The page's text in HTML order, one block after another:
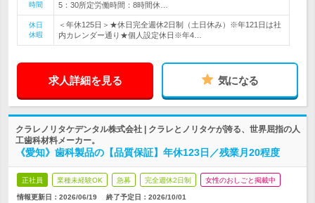
時間
5：30所定労働時間：8時間休…
休日
休暇
＜年休125日＞★休日完全週休2日制（土日休み）※年121日は社
内カレンダー通り★個人設定休日※年4…
求人詳細を見る 気になる
クラレノリタケデンタル株式会社 | クラレとノリタケが誇る、世界屈指の人
工歯科材料メーカー。
《愛知》歯科製品の【品質保証】年休123日／残業月20程度
正社員 業種未経験OK 急募 完全週休2日制 女性のおしごと掲載中
情報更新日：2026/06/19 終了予定日： 2026/10/01